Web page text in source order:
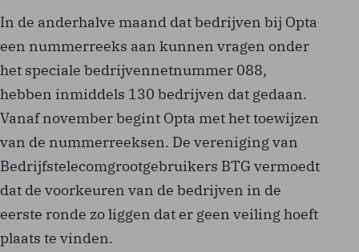
In de anderhalve maand dat bedrijven bij Opta
een nummerreeks aan kunnen vragen onder
het speciale bedrijvennetnummer 088,
hebben inmiddels 130 bedrijven dat gedaan.
Vanaf november begint Opta met het toewijzen
van de nummerreeksen. De vereniging van
Bedrijfstelecomgrootgebruikers BTG vermoedt
dat de voorkeuren van de bedrijven in de
eerste ronde zo liggen dat er geen veiling hoeft
plaats te vinden.